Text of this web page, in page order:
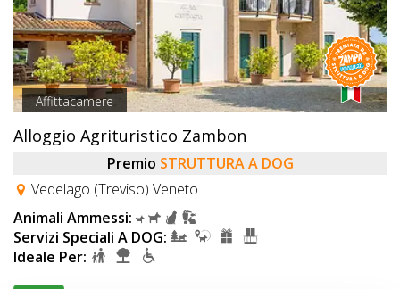
Affittacamere
Alloggio Agrituristico Zambon
Premio STRUTTURA A DOG
Vedelago (Treviso) Veneto
Animali Ammessi:
Servizi Speciali A DOG:
Ideale Per: